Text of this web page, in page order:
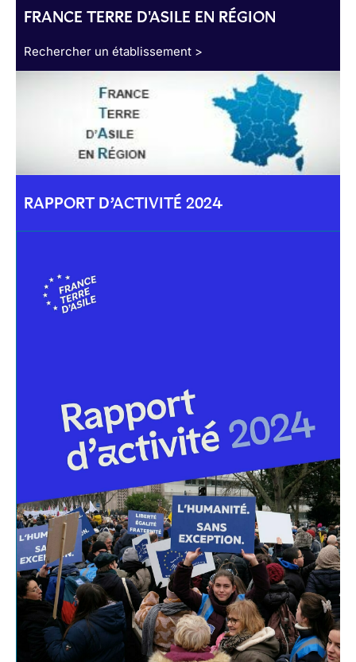
FRANCE TERRE D'ASILE EN RÉGION
Rechercher un établissement >
RAPPORT D’ACTIVITÉ 2024